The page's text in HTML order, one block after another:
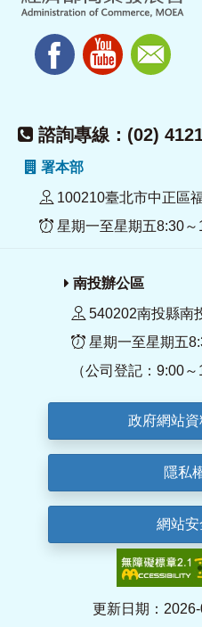
諮詢專線：(02)
署本部
100210臺北市中正區
星期一至星期五8:30～
南投辦公區
540202南投縣南
星期一至星期五
（公司登記：9:00
政府網站
隱私
網站
更新日期：